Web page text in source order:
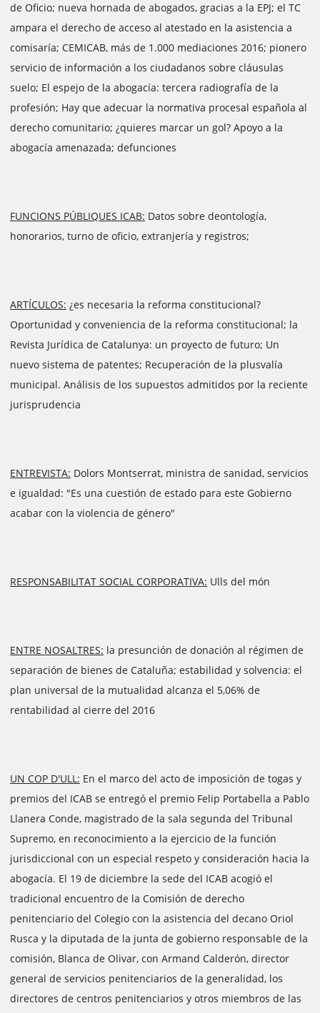
de Oficio; nueva hornada de abogados, gracias a la EPJ; el TC
ampara el derecho de acceso al atestado en la asistencia a
comisaría; CEMICAB, más de 1.000 mediaciones 2016; pionero
servicio de información a los ciudadanos sobre cláusulas
suelo; El espejo de la abogacía: tercera radiografía de la
profesión; Hay que adecuar la normativa procesal española al
derecho comunitario; ¿quieres marcar un gol? Apoyo a la
abogacía amenazada; defunciones
FUNCIONS PÚBLIQUES ICAB: Datos sobre deontología,
honorarios, turno de oficio, extranjería y registros;
ARTÍCULOS: ¿es necesaria la reforma constitucional?
Oportunidad y conveniencia de la reforma constitucional; la
Revista Jurídica de Catalunya: un proyecto de futuro; Un
nuevo sistema de patentes; Recuperación de la plusvalía
municipal. Análisis de los supuestos admitidos por la reciente
jurisprudencia
ENTREVISTA: Dolors Montserrat, ministra de sanidad, servicios
e igualdad: "Es una cuestión de estado para este Gobierno
acabar con la violencia de género"
RESPONSABILITAT SOCIAL CORPORATIVA: Ulls del món
ENTRE NOSALTRES: la presunción de donación al régimen de
separación de bienes de Cataluña; estabilidad y solvencia: el
plan universal de la mutualidad alcanza el 5,06% de
rentabilidad al cierre del 2016
UN COP D'ULL: En el marco del acto de imposición de togas y
premios del ICAB se entregó el premio Felip Portabella a Pablo
Llanera Conde, magistrado de la sala segunda del Tribunal
Supremo, en reconocimiento a la ejercicio de la función
jurisdiccional con un especial respeto y consideración hacia la
abogacía. El 19 de diciembre la sede del ICAB acogió el
tradicional encuentro de la Comisión de derecho
penitenciario del Colegio con la asistencia del decano Oriol
Rusca y la diputada de la junta de gobierno responsable de la
comisión, Blanca de Olivar, con Armand Calderón, director
general de servicios penitenciarios de la generalidad, los
directores de centros penitenciarios y otros miembros de las